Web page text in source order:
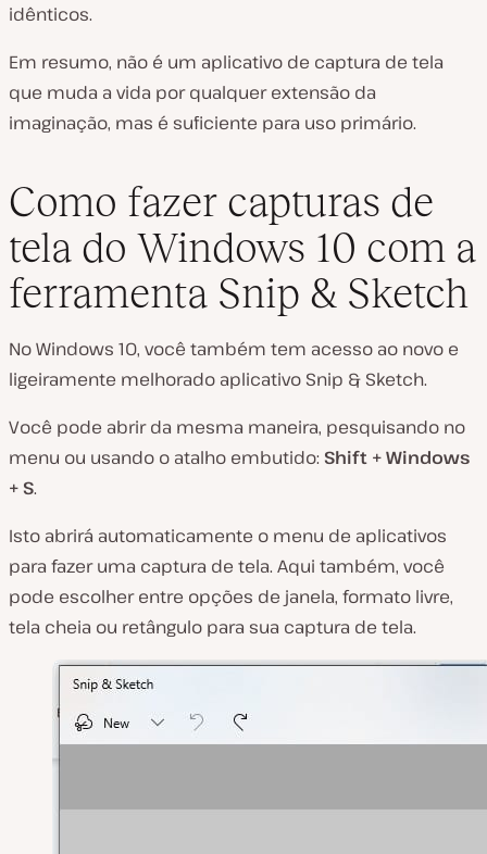
idênticos.
Em resumo, não é um aplicativo de captura de tela
que muda a vida por qualquer extensão da
imaginação, mas é suficiente para uso primário.
Como fazer capturas de
tela do Windows 10 com a
ferramenta Snip & Sketch
No Windows 10, você também tem acesso ao novo e
ligeiramente melhorado aplicativo Snip & Sketch.
Você pode abrir da mesma maneira, pesquisando no
menu ou usando o atalho embutido: Shift + Windows
+ S.
Isto abrirá automaticamente o menu de aplicativos
para fazer uma captura de tela. Aqui também, você
pode escolher entre opções de janela, formato livre,
tela cheia ou retângulo para sua captura de tela.